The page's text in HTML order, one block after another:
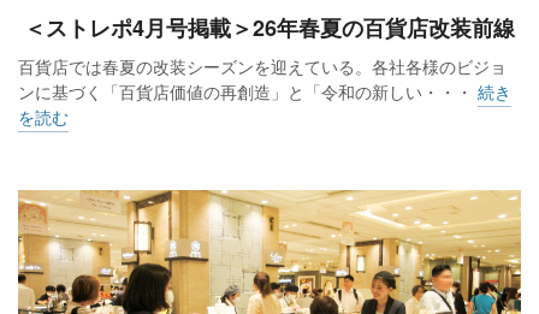
てもらい、評価してほしい。5階など手を付けていない場所も
ら先も進化していく」と意気込んだ。
われた）川越まつりで、和菓子の亀屋の社長が昔のモチーフ
をデザインしたTシャツを着ており、ヒントを得た。SNSなど
で『あの女性』とも呼ばれる帽子姿の女性と、今では珍しい
メッセージ『お買物はまるひろ』を施し、“エモい”感じを表現
＜ストレポ4月号掲載＞26年春夏の百貨店改装前線
百貨店では春夏の改装シーズンを迎えている。各社各様のビジョ
ンに基づく「百貨店価値の再創造」と「令和の新しい・・・ 続き
を読む